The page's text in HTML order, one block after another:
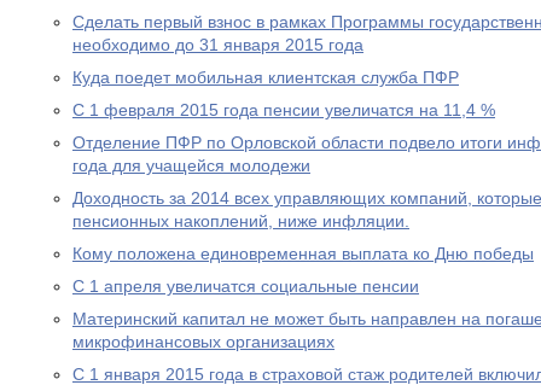
Сделать первый взнос в рамках Программы
необходимо до 31 января 2015 года
Куда поедет мобильная клиентская служба ПФР
С 1 февраля 2015 года пенсии увеличатся на 11,4 %
Отделение ПФР по Орловской области подвело итоги
года для учащейся молодежи
Доходность за 2014 всех управляющих компаний,
пенсионных накоплений, ниже инфляции.
Кому положена единовременная выплата ко Дню победы
С 1 апреля увеличатся социальные пенсии
Материнский капитал не может быть направлен на
микрофинансовых организациях
С 1 января 2015 года в страховой стаж родителей